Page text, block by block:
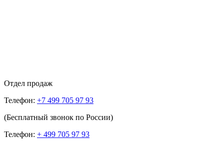
Отдел продаж
Телефон: +7 499 705 97 93
(Бесплатный звонок по России)
Телефон: + 499 705 97 93